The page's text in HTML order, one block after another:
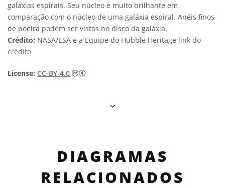
galáxias espirais. Seu núcleo é muito brilhante em
comparação com o núcleo de uma galáxia espiral. Anéis finos
de poeira podem ser vistos no disco da galáxia.
Crédito: NASA/ESA e a Equipe do Hubble Heritage link do
crédito
License: CC-BY-4.0 Creative Commons Attribution 4.0
DIAGRAMAS
RELACIONADOS